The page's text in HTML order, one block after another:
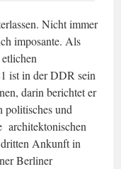
Nicht immer
imposante. Als
ist in der DDR sein
darin berichtet er
politisches und
architektonischen
Ankunft in
Berliner